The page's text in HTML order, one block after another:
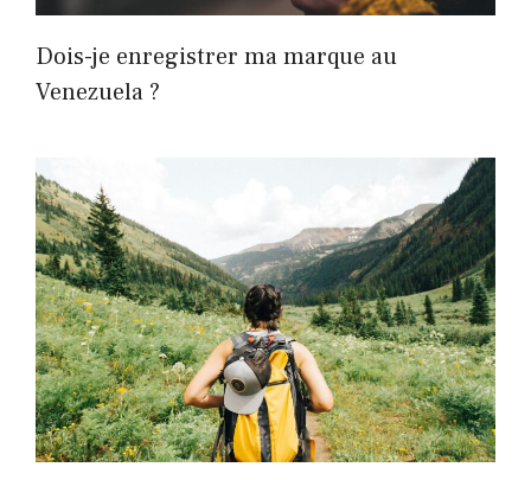
Dois-je enregistrer ma marque au
Venezuela ?